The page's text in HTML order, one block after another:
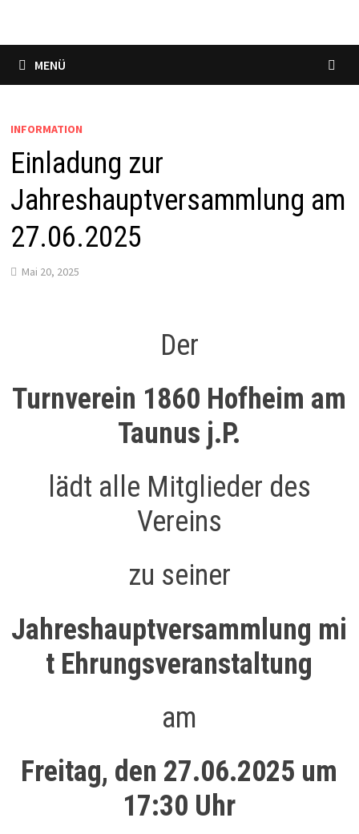
MENÜ
INFORMATION
Einladung zur
Jahreshauptversammlung am
27.06.2025
Mai 20, 2025
Der
Turnverein 1860 Hofheim am
Taunus j.P.
lädt alle Mitglieder des
Vereins
zu seiner
Jahreshauptversammlung mi
t Ehrungsveranstaltung
am
Freitag, den 27.06.2025 um
17:30 Uhr